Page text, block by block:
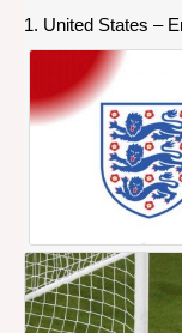
1. United States –